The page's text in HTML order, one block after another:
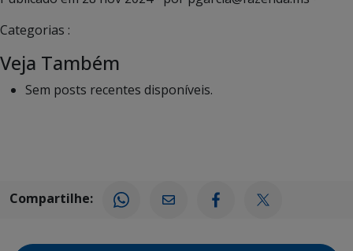
Categorias :
Veja Também
Sem posts recentes disponíveis.
Compartilhe: